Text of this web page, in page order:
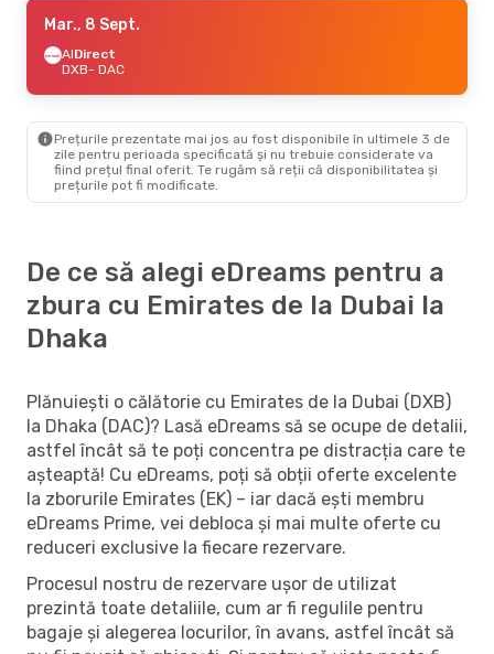
Mar., 8 Sept.
AIDirect
DXB- DAC
Prețurile prezentate mai jos au fost disponibile în ultimele 3 de
zile pentru perioada specificată și nu trebuie considerate va
fiind prețul final oferit. Te rugăm să reții că disponibilitatea și
prețurile pot fi modificate.
De ce să alegi eDreams pentru a
zbura cu Emirates de la Dubai la
Dhaka
Plănuiești o călătorie cu Emirates de la Dubai (DXB)
la Dhaka (DAC)? Lasă eDreams să se ocupe de detalii,
astfel încât să te poți concentra pe distracția care te
așteaptă! Cu eDreams, poți să obții oferte excelente
la zborurile Emirates (EK) – iar dacă ești membru
eDreams Prime, vei debloca și mai multe oferte cu
reduceri exclusive la fiecare rezervare.
Procesul nostru de rezervare ușor de utilizat
prezintă toate detaliile, cum ar fi regulile pentru
bagaje și alegerea locurilor, în avans, astfel încât să